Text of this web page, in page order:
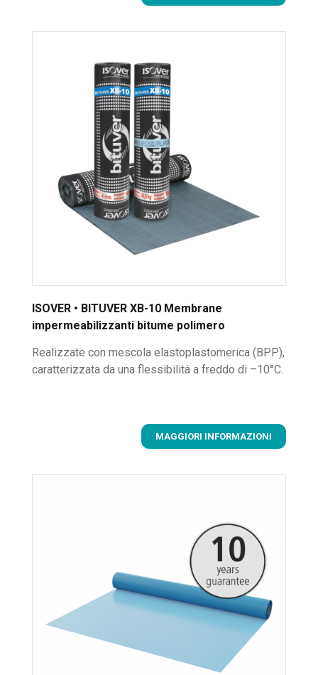
ISOVER • BITUVER XB-10 Membrane
impermeabilizzanti bitume polimero
Realizzate con mescola elastoplastomerica (BPP),
caratterizzata da una flessibilità a freddo di –10°C.
MAGGIORI INFORMAZIONI